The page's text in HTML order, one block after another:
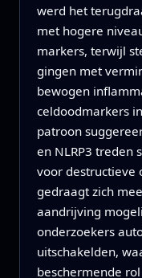
werd het
met hogere
markers, terwijl
gingen met
bewogen
celdoodmarkers
patroon
en NLRP3 treden
voor destructieve
gedraagt zich
aandrijving
onderzoekers
uitschakelden,
beschermende